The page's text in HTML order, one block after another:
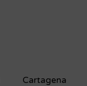
Cartagena